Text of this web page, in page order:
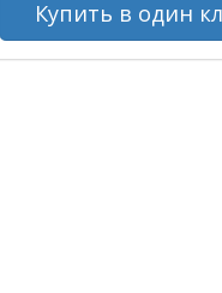
Купить в один